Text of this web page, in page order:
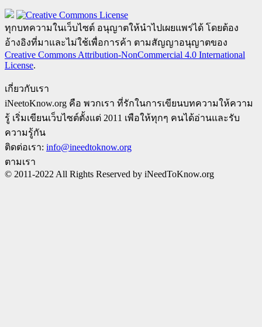
ทุกบทความในเว็บไซต์ อนุญาตให้นำไปเผยแพร่ได้ โดยต้อง
อ้างอิงที่มาและไม่ใช้เพื่อการค้า ตามสัญญาอนุญาตของ
Creative Commons Attribution-NonCommercial 4.0 International
License.
เกี่ยวกับเรา
iNeetoKnow.org คือ พวกเรา ที่รักในการเขียนบทความให้ความ
รู้ เริ่มเขียนเว็บไซต์ตั้งแต่ 2011 เพือให้ทุกๆ คนได้อ่านและรับ
ความรู้กัน
ติดต่อเรา: info@ineedtoknow.org
ตามเรา
© 2011-2022 All Rights Reserved by iNeedToKnow.org